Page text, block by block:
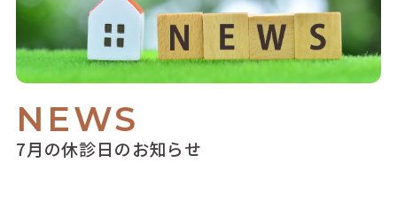
7月の休診日のお知らせ
NEWS